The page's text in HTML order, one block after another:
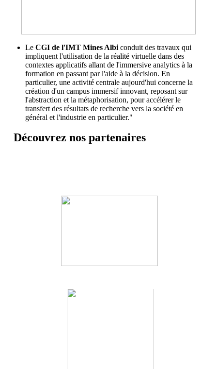
Le CGI de l'IMT Mines Albi conduit des travaux qui
impliquent l'utilisation de la réalité virtuelle dans des
contextes applicatifs allant de l'immersive analytics à la
formation en passant par l'aide à la décision. En
particulier, une activité centrale aujourd'hui concerne la
création d'un campus immersif innovant, reposant sur
l'abstraction et la métaphorisation, pour accélérer le
transfert des résultats de recherche vers la société en
général et l'industrie en particulier."
Découvrez nos partenaires